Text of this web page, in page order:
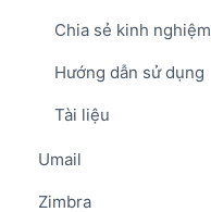
Chia sẻ kinh nghiệm
Hướng dẫn sử dụng
Tài liệu
Umail
Zimbra